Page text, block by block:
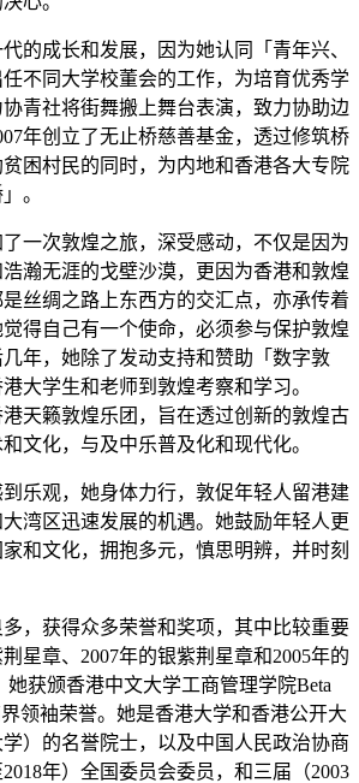
的成长和发展，因为她认同「青年兴、
不同大学校董会的工作，为培育优秀学
青社将街舞搬上舞台表演，致力协助边
年创立了无止桥慈善基金，透过修筑桥
困村民的同时，为内地和香港各大专院
。
一次敦煌之旅，深受感动，不仅是因为
瀚无涯的戈壁沙漠，更因为香港和敦煌
丝绸之路上东西方的交汇点，亦承传着
得自己有一个使命，必须参与保护敦煌
年，她除了发动支持和赞助「数字敦
大学生和老师到敦煌考察和学习。
天籁敦煌乐团，旨在透过创新的敦煌古
文化，与及中乐普及化和现代化。
乐观，她身体力行，敦促年轻人留港建
湾区迅速发展的机遇。她鼓励年轻人更
和文化，拥抱多元，慎思明辨，并时刻
，获得众多荣誉和奖项，其中比较重要
星章、2007年的银紫荆星章和2005年的
她获颁香港中文大学工商管理学院Beta
界领袖荣誉。她是香港大学和香港公开大
）的名誉院士，以及中国人民政治协商
年）全国委员会委员，和三届（2003